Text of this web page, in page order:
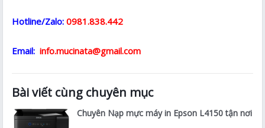
Hotline/Zalo: 0981.838.442
Email: info.mucinata@gmail.com
Bài viết cùng chuyên mục
Chuyên Nạp mực máy in Epson L4150 tận nơi